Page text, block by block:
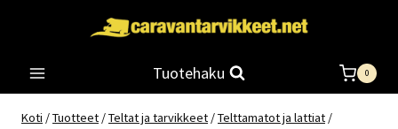
Tuotehaku 0
Koti /Tuotteet /Teltat ja tarvikkeet /Telttamatot ja lattiat /